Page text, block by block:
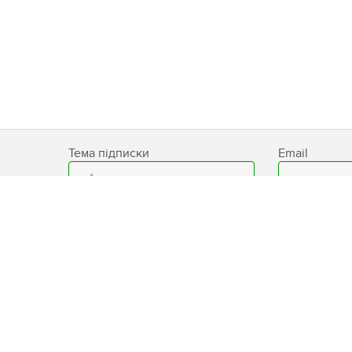
Тема підписки Email